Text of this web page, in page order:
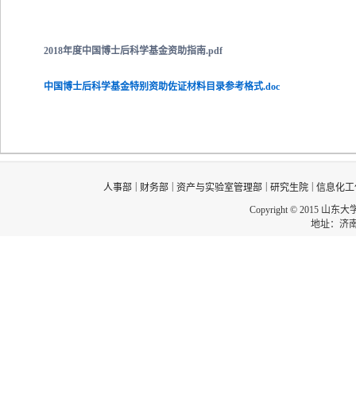
2018年度中国博士后科学基金资助指南.pdf
中国博士后科学基金特别资助佐证材料目录参考格式.doc
人事部 财务部 资产与实验室管理部 研究生院
信息化
Copyright © 2015 山东大
地址：济